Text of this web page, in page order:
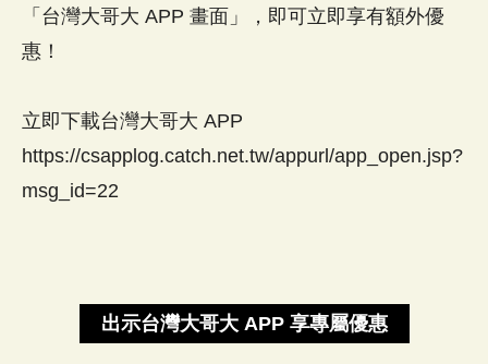
「台灣大哥大 APP 畫面」，即可立即享有額外優
惠！
立即下載台灣大哥大 APP
https://csapplog.catch.net.tw/appurl/app_open.jsp?
msg_id=22
出示台灣大哥大 APP 享專屬優惠